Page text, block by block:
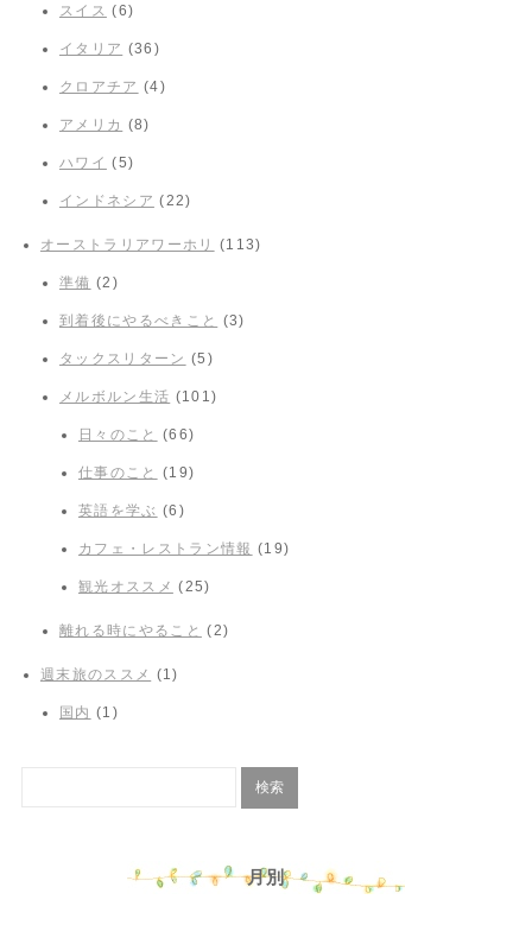
スイス (6)
イタリア (36)
クロアチア (4)
アメリカ (8)
ハワイ (5)
インドネシア (22)
オーストラリアワーホリ (113)
準備 (2)
到着後にやるべきこと (3)
タックスリターン (5)
メルボルン生活 (101)
日々のこと (66)
仕事のこと (19)
英語を学ぶ (6)
カフェ・レストラン情報 (19)
観光オススメ (25)
離れる時にやること (2)
週末旅のススメ (1)
国内 (1)
月別